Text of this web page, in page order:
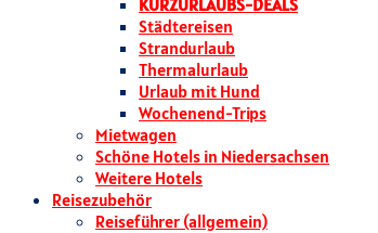
KURZURLAUBS-DEALS
Städtereisen
Strandurlaub
Thermalurlaub
Urlaub mit Hund
Wochenend-Trips
Mietwagen
Schöne Hotels in Niedersachsen
Weitere Hotels
Reisezubehör
Reiseführer (allgemein)